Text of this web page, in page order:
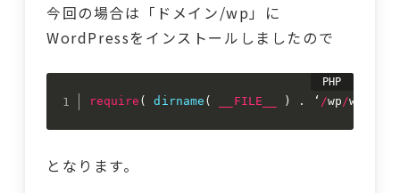
今回の場合は「ドメイン/wp」に
WordPressをインストールしましたので
require ( dirname ( __FILE__ ) . ‘ /wp/wp
となります。